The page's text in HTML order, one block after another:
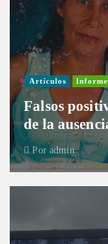
Artículos Informe
Falsos
de la
Por admin